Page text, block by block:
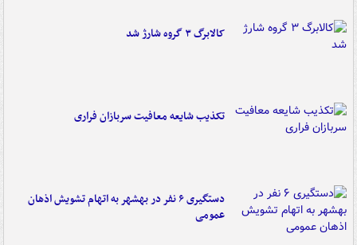
کالابرگ ۳ گروه شارژ شد
تکذیب شایعه معافیت سربازان فراری
دستگیری ۶ نفر در بهشهر به اتهام تشویش اذهان
عمومی